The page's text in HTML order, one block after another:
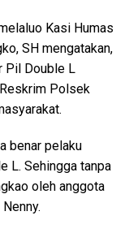
Kasi Humas
SH mengatakan,
Pil Double L
Polsek
benar pelaku
L. Sehingga tanpa
oleh anggota